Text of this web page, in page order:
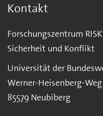
Kontakt
Forschungszentrum
Sicherheit und Konflikt
Universität der
Werner-Heisenberg-
85579 Neubiberg